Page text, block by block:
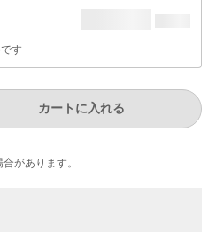
す
カートに入れる
が​あります。